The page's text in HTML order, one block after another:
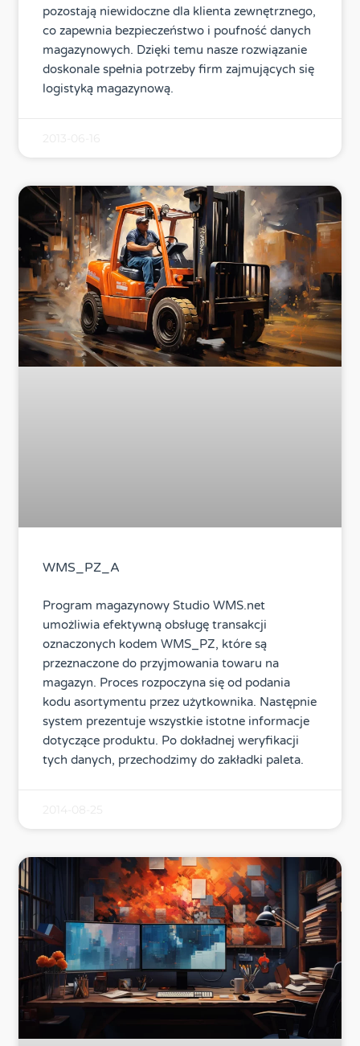
pozostają niewidoczne dla klienta zewnętrznego,
co zapewnia bezpieczeństwo i poufność danych
magazynowych. Dzięki temu nasze rozwiązanie
doskonale spełnia potrzeby firm zajmujących się
logistyką magazynową.
WMS_PZ_A
Program magazynowy Studio WMS.net
umożliwia efektywną obsługę transakcji
oznaczonych kodem WMS_PZ, które są
przeznaczone do przyjmowania towaru na
magazyn. Proces rozpoczyna się od podania
kodu asortymentu przez użytkownika. Następnie
system prezentuje wszystkie istotne informacje
dotyczące produktu. Po dokładnej weryfikacji
tych danych, przechodzimy do zakładki paleta.